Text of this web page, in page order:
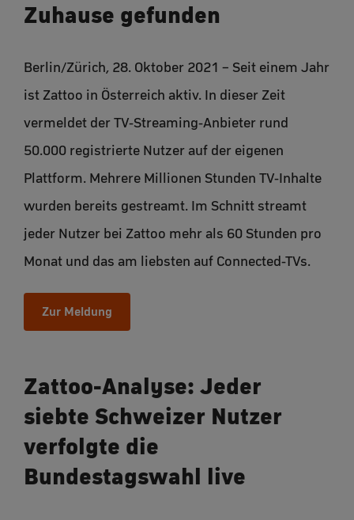
Zuhause gefunden
Berlin/Zürich, 28. Oktober 2021 – Seit einem Jahr
ist Zattoo in Österreich aktiv. In dieser Zeit
vermeldet der TV-Streaming-Anbieter rund
50.000 registrierte Nutzer auf der eigenen
Plattform. Mehrere Millionen Stunden TV-Inhalte
wurden bereits gestreamt. Im Schnitt streamt
jeder Nutzer bei Zattoo mehr als 60 Stunden pro
Monat und das am liebsten auf Connected-TVs.
Zur Meldung
Zattoo-Analyse: Jeder
siebte Schweizer Nutzer
verfolgte die
Bundestagswahl live